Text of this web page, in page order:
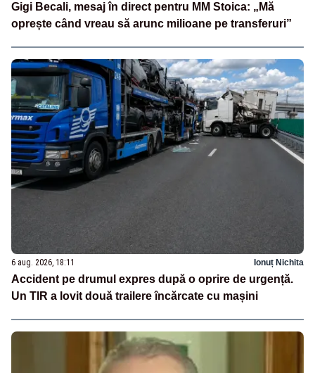
Gigi Becali, mesaj în direct pentru MM Stoica: „Mă
oprește când vreau să arunc milioane pe transferuri”
6 aug. 2026, 18:11 Ionuț Nichita
Accident pe drumul expres după o oprire de urgență.
Un TIR a lovit două trailere încărcate cu mașini